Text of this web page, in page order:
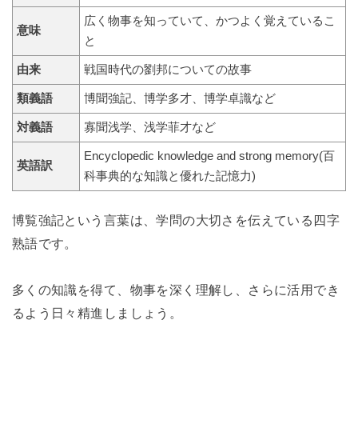
意味
広く物事を知っていて、かつよく覚えているこ
と
由来 戦国時代の劉邦についての故事
類義語 博聞強記、博学多才、博学卓識など
対義語 寡聞浅学、浅学菲才など
英語訳
Encyclopedic knowledge and strong memory(百
科事典的な知識と優れた記憶力)
博覧強記という言葉は、学問の大切さを伝えている四字
熟語です。
多くの知識を得て、物事を深く理解し、さらに活用でき
るよう日々精進しましょう。